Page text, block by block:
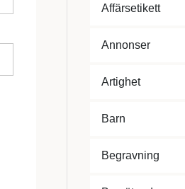
Affärsetikett
Annonser
Artighet
Barn
Begravning